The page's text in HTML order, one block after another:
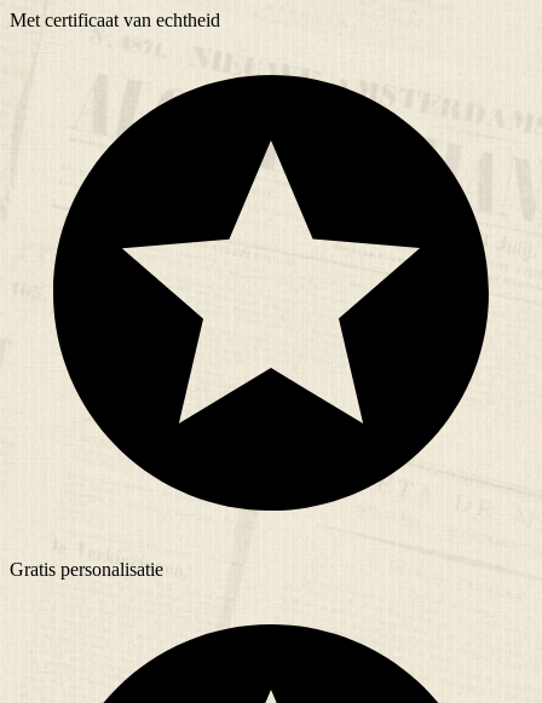
Met certificaat van echtheid
Gratis personalisatie